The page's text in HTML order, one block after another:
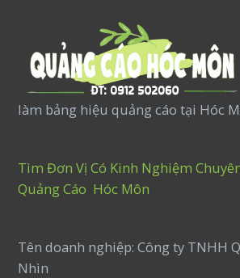
làm bảng hiệu quảng cáo tại Hóc
Tìm Đơn Vị Có Kinh Nghiệm
Quảng Cáo Hóc Môn
Tên doanh nghiệp: Công ty TNHH
Nhìn